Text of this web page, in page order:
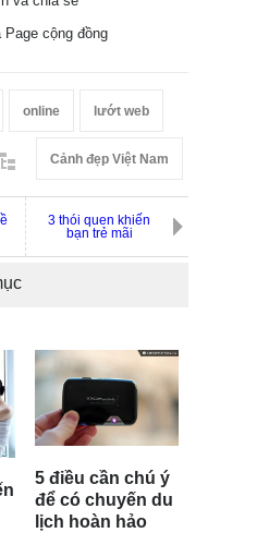
Page cộng đồng
online lướt web
Cảnh đẹp Việt Nam
3 thói quen khiến
bạn trẻ mãi
5 điều cần chú ý
để có chuyến du
lịch hoàn hảo